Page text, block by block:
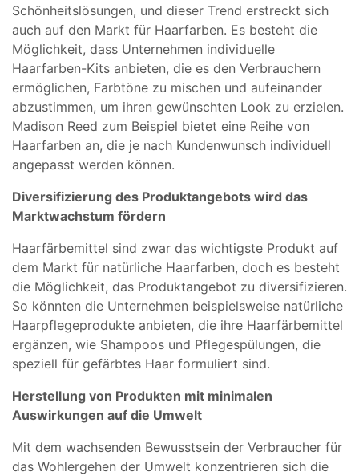
Schönheitslösungen, und dieser Trend erstreckt sich
auch auf den Markt für Haarfarben. Es besteht die
Möglichkeit, dass Unternehmen individuelle
Haarfarben-Kits anbieten, die es den Verbrauchern
ermöglichen, Farbtöne zu mischen und aufeinander
abzustimmen, um ihren gewünschten Look zu erzielen.
Madison Reed zum Beispiel bietet eine Reihe von
Haarfarben an, die je nach Kundenwunsch individuell
angepasst werden können.
Diversifizierung des Produktangebots wird das
Marktwachstum fördern
Haarfärbemittel sind zwar das wichtigste Produkt auf
dem Markt für natürliche Haarfarben, doch es besteht
die Möglichkeit, das Produktangebot zu diversifizieren.
So könnten die Unternehmen beispielsweise natürliche
Haarpflegeprodukte anbieten, die ihre Haarfärbemittel
ergänzen, wie Shampoos und Pflegespülungen, die
speziell für gefärbtes Haar formuliert sind.
Herstellung von Produkten mit minimalen
Auswirkungen auf die Umwelt
Mit dem wachsenden Bewusstsein der Verbraucher für
das Wohlergehen der Umwelt konzentrieren sich die